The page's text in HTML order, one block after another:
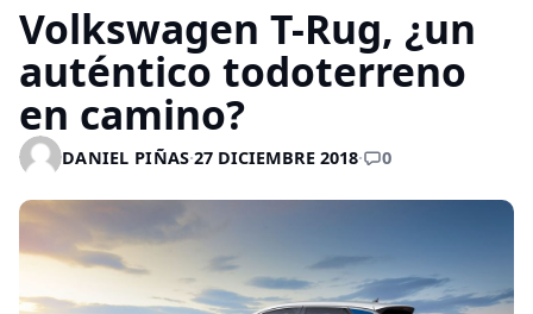
Volkswagen T-Rug, ¿un
auténtico todoterreno
en camino?
DANIEL PIÑAS·27 DICIEMBRE 2018· 0